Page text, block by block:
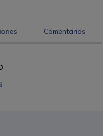
Comentarios